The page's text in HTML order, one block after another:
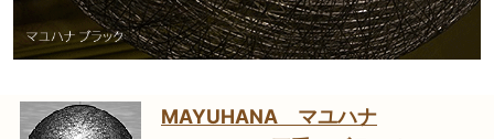
MAYUHANA マユハナ